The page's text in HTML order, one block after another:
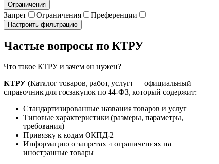
Ограничения
Запрет Ограничения Преференции
Настроить фильтрацию
Частые вопросы по КТРУ
Что такое КТРУ и зачем он нужен?
КТРУ (Каталог товаров, работ, услуг) — официальный
справочник для госзакупок по 44-ФЗ, который содержит:
Стандартизированные названия товаров и услуг
Типовые характеристики (размеры, параметры,
требования)
Привязку к кодам ОКПД-2
Информацию о запретах и ограничениях на
иностранные товары